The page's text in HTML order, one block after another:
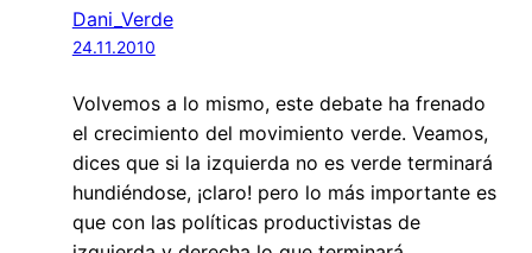
Dani_Verde
24.11.2010
Volvemos a lo mismo, este debate ha frenado
el crecimiento del movimiento verde. Veamos,
dices que si la izquierda no es verde terminará
hundiéndose, ¡claro! pero lo más importante es
que con las políticas productivistas de